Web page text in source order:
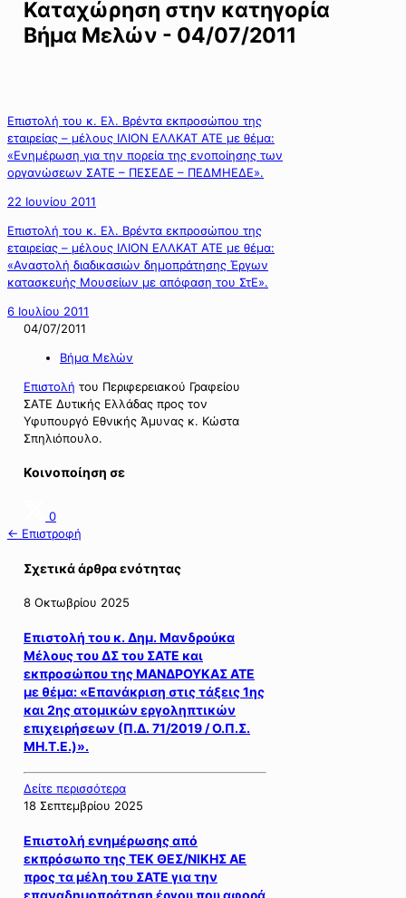
Καταχώρηση στην κατηγορία
Βήμα Μελών - 04/07/2011
Επιστολή του κ. Ελ. Βρέντα εκπροσώπου της
εταιρείας – μέλους ΙΛΙΟΝ ΕΛΛΚΑΤ ΑΤΕ με θέμα:
«Ενημέρωση για την πορεία της ενοποίησης των
οργανώσεων ΣΑΤΕ – ΠΕΣΕΔΕ – ΠΕΔΜΗΕΔΕ».
22 Ιουνίου 2011
Επιστολή του κ. Ελ. Βρέντα εκπροσώπου της
εταιρείας – μέλους ΙΛΙΟΝ ΕΛΛΚΑΤ ΑΤΕ με θέμα:
«Αναστολή διαδικασιών δημοπράτησης Έργων
κατασκευής Μουσείων με απόφαση του ΣτΕ».
6 Ιουλίου 2011
04/07/2011
Βήμα Μελών
Επιστολή του Περιφερειακού Γραφείου
ΣΑΤΕ Δυτικής Ελλάδας προς τον
Υφυπουργό Εθνικής Άμυνας κ. Κώστα
Σπηλιόπουλο.
Κοινοποίηση σε
0
← Επιστροφή
Σχετικά άρθρα ενότητας
8 Οκτωβρίου 2025
Eπιστολή του κ. Δημ. Μανδρούκα
Μέλους του ΔΣ του ΣΑΤΕ και
εκπροσώπου της ΜΑΝΔΡΟΥΚΑΣ ΑΤΕ
με θέμα: «Επανάκριση στις τάξεις 1ης
και 2ης ατομικών εργοληπτικών
επιχειρήσεων (Π.Δ. 71/2019 / Ο.Π.Σ.
ΜΗ.Τ.Ε.)».
Δείτε περισσότερα
18 Σεπτεμβρίου 2025
Επιστολή ενημέρωσης από
εκπρόσωπο της ΤΕΚ ΘΕΣ/ΝΙΚΗΣ ΑΕ
προς τα μέλη του ΣΑΤΕ για την
επαναδημοπράτηση έργου που αφορά